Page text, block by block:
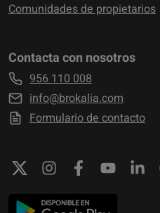
Comunidades de propietarios
Contacta con nosotros
956 110 008
info@brokalia.com
Formulario de contacto